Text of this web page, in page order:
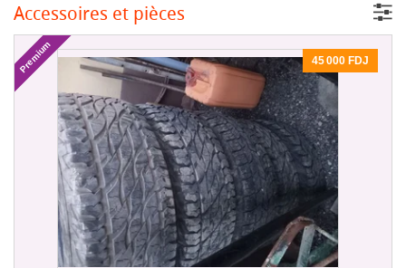
Accessoires et pièces
Premium 45 000 FDJ